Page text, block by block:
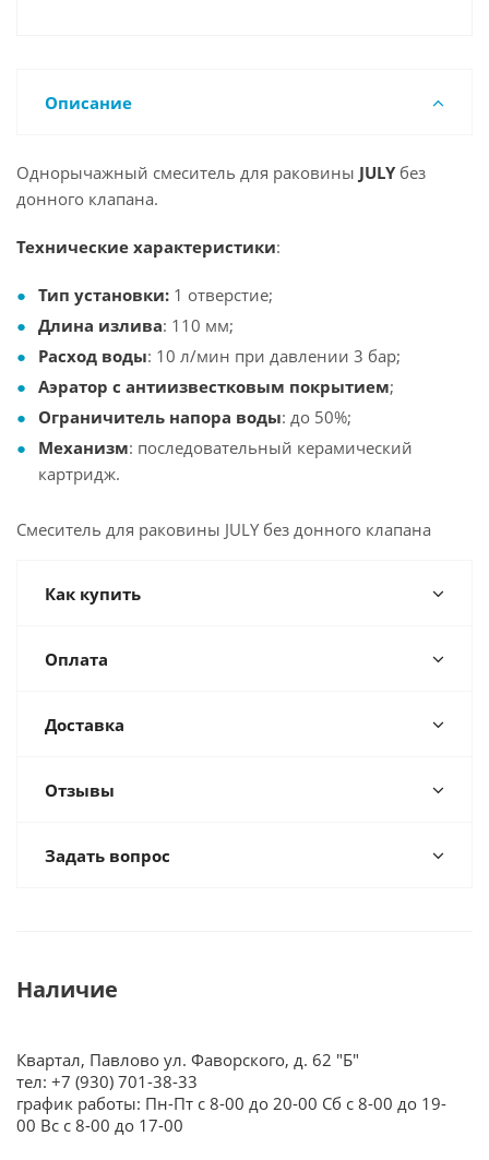
Описание
Однорычажный смеситель для раковины JULYбез
донного клапана.
Технические характеристики:
Тип установки: 1 отверстие;
Длина излива: 110 мм;
Расход воды: 10 л/мин при давлении 3 бар;
Аэратор с антиизвестковым покрытием;
Ограничитель напора воды: до 50%;
Механизм: последовательный керамический
картридж.
Смеситель для раковины JULY без донного клапана
Как купить
Оплата
Доставка
Отзывы
Задать вопрос
Наличие
Квартал, Павлово ул. Фаворского, д. 62 "Б"
тел: +7 (930) 701-38-33
график работы: Пн-Пт с 8-00 до 20-00 Сб с 8-00 до 19-
00 Вс с 8-00 до 17-00